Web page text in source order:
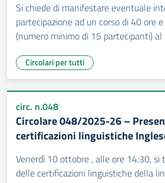
Si chiede di manifestare eventuale
partecipazione ad un corso di 40 ore
(numero minimo di 15 partecipanti) al
Circolari per tutti
circ. n.048
Circolare 048/2025-26 –
certificazioni linguistiche
Venerdì 10 ottobre , alle ore 14:30, si
delle certificazioni linguistiche della